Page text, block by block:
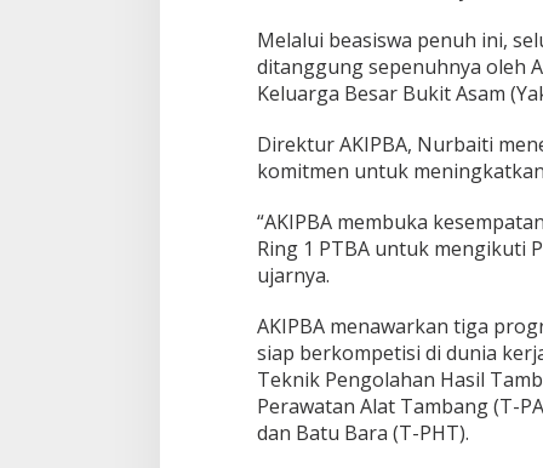
S
i
a
K
e
r
a
d
r
t
a
m
b
a
Melalui beasiswa penuh ini,
ditanggung sepenuhnya oleh
Keluarga Besar Bukit Asam
Direktur AKIPBA, Nurbaiti
komitmen untuk
“AKIPBA membuka
Ring 1 PTBA untuk mengikuti
ujarnya.
AKIPBA menawarkan tiga
siap berkompetisi di dunia
Teknik Pengolahan Hasil
Perawatan Alat Tambang (T-
dan Batu Bara (T-PHT).